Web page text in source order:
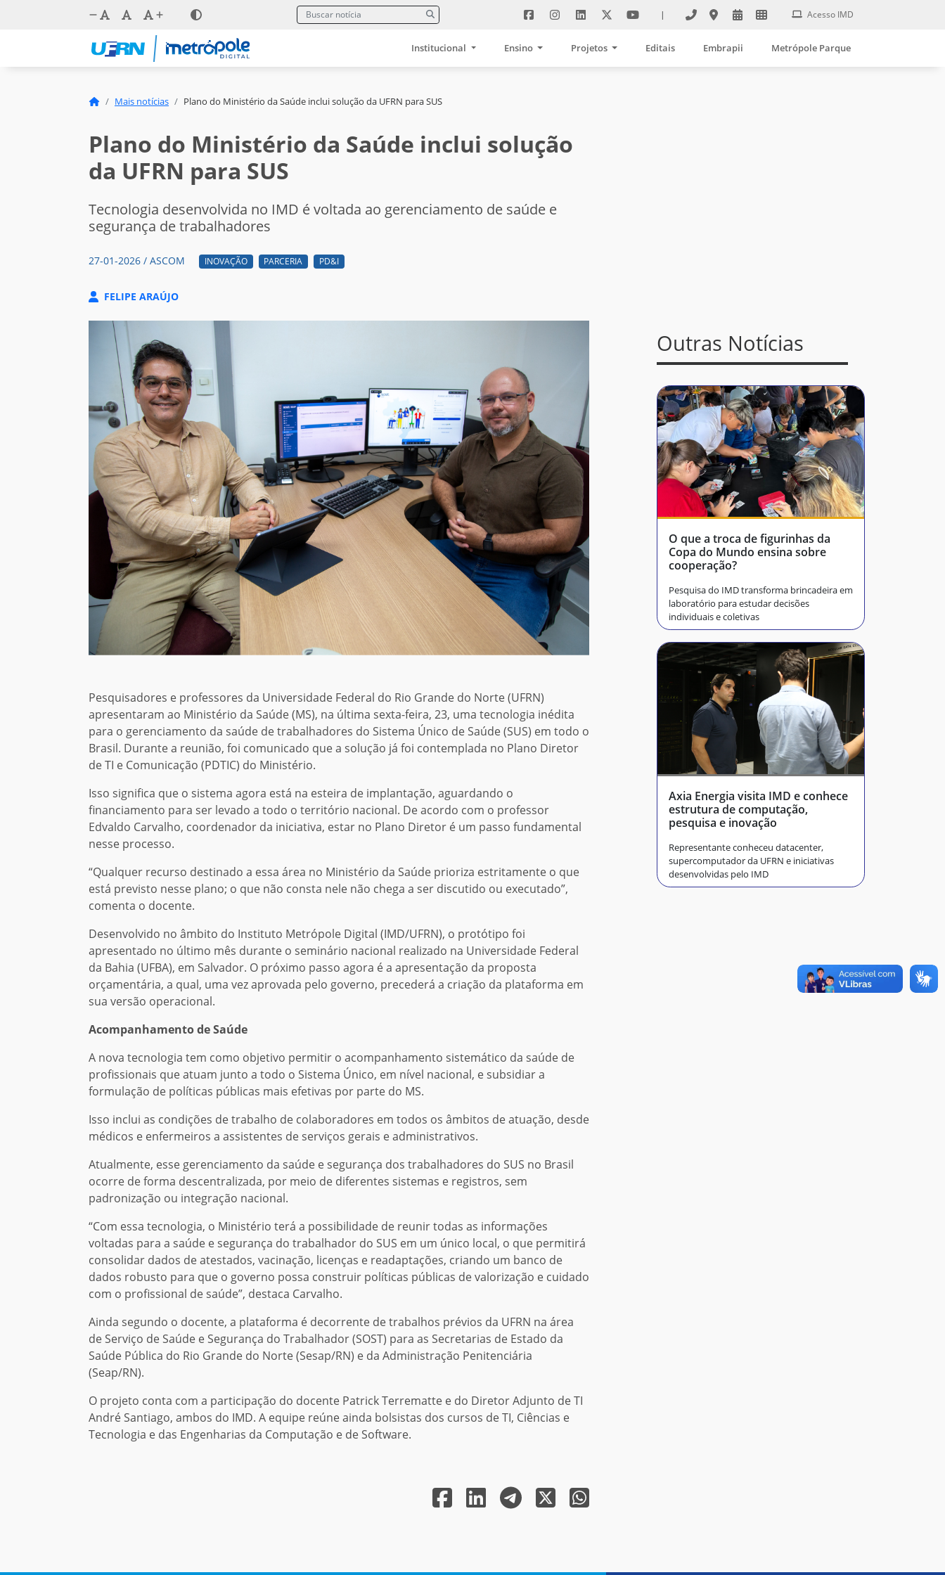
| Acesso IMD
Institucional Ensino Projetos Editais Embrapii Metrópole Parque
Mais notícias Plano do Ministério da Saúde inclui solução da UFRN para SUS
Plano do Ministério da Saúde inclui solução
da UFRN para SUS
Tecnologia desenvolvida no IMD é voltada ao gerenciamento de saúde e
segurança de trabalhadores
27-01-2026 / ASCOM INOVAÇÃO PARCERIA PD&I
FELIPE ARAÚJO
Pesquisadores e professores da Universidade Federal do Rio Grande do Norte (UFRN)
apresentaram ao Ministério da Saúde (MS), na última sexta-feira, 23, uma tecnologia inédita
para o gerenciamento da saúde de trabalhadores do Sistema Único de Saúde (SUS) em todo o
Brasil. Durante a reunião, foi comunicado que a solução já foi contemplada no Plano Diretor
de TI e Comunicação (PDTIC) do Ministério.
Isso significa que o sistema agora está na esteira de implantação, aguardando o
financiamento para ser levado a todo o território nacional. De acordo com o professor
Edvaldo Carvalho, coordenador da iniciativa, estar no Plano Diretor é um passo fundamental
nesse processo.
“Qualquer recurso destinado a essa área no Ministério da Saúde prioriza estritamente o que
está previsto nesse plano; o que não consta nele não chega a ser discutido ou executado”,
comenta o docente.
Desenvolvido no âmbito do Instituto Metrópole Digital (IMD/UFRN), o protótipo foi
apresentado no último mês durante o seminário nacional realizado na Universidade Federal
da Bahia (UFBA), em Salvador. O próximo passo agora é a apresentação da proposta
orçamentária, a qual, uma vez aprovada pelo governo, precederá a criação da plataforma em
sua versão operacional.
Acompanhamento de Saúde
A nova tecnologia tem como objetivo permitir o acompanhamento sistemático da saúde de
profissionais que atuam junto a todo o Sistema Único, em nível nacional, e subsidiar a
formulação de políticas públicas mais efetivas por parte do MS.
Isso inclui as condições de trabalho de colaboradores em todos os âmbitos de atuação, desde
médicos e enfermeiros a assistentes de serviços gerais e administrativos.
Atualmente, esse gerenciamento da saúde e segurança dos trabalhadores do SUS no Brasil
ocorre de forma descentralizada, por meio de diferentes sistemas e registros, sem
padronização ou integração nacional.
“Com essa tecnologia, o Ministério terá a possibilidade de reunir todas as informações
voltadas para a saúde e segurança do trabalhador do SUS em um único local, o que permitirá
consolidar dados de atestados, vacinação, licenças e readaptações, criando um banco de
dados robusto para que o governo possa construir políticas públicas de valorização e cuidado
com o profissional de saúde”, destaca Carvalho.
Ainda segundo o docente, a plataforma é decorrente de trabalhos prévios da UFRN na área
de Serviço de Saúde e Segurança do Trabalhador (SOST) para as Secretarias de Estado da
Saúde Pública do Rio Grande do Norte (Sesap/RN) e da Administração Penitenciária
(Seap/RN).
O projeto conta com a participação do docente Patrick Terrematte e do Diretor Adjunto de TI
André Santiago, ambos do IMD. A equipe reúne ainda bolsistas dos cursos de TI, Ciências e
Tecnologia e das Engenharias da Computação e de Software.
Outras Notícias
O que a troca de figurinhas da
Copa do Mundo ensina sobre
cooperação?
Pesquisa do IMD transforma brincadeira em
laboratório para estudar decisões
individuais e coletivas
Axia Energia visita IMD e conhece
estrutura de computação,
pesquisa e inovação
Representante conheceu datacenter,
supercomputador da UFRN e iniciativas
desenvolvidas pelo IMD